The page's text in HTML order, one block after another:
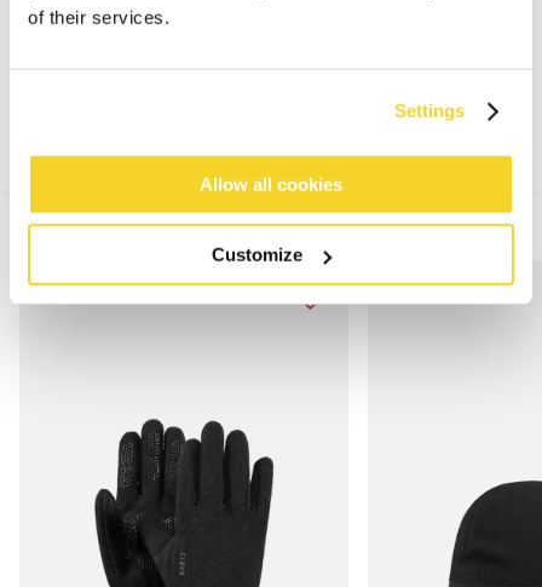
of their services.
Settings
Allow all cookies
Customize
MIX & MATCH